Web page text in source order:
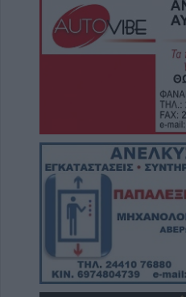
Ο Φονσέκα απέκλεισε
Masters του Μόντρεαλ
Το Σάββατο 8
μνημόσυνο της
Γιαννουσά - Τσιούκα
5 Αυγούστου 2026, 20:25
Το Σάββατο 8
μνημόσυνο του
5 Αυγούστου 2026, 20:15
Η Ε.Ο.Α.Σ.Κ.
προέδρου του
5 Αυγούστου 2026, 19:42